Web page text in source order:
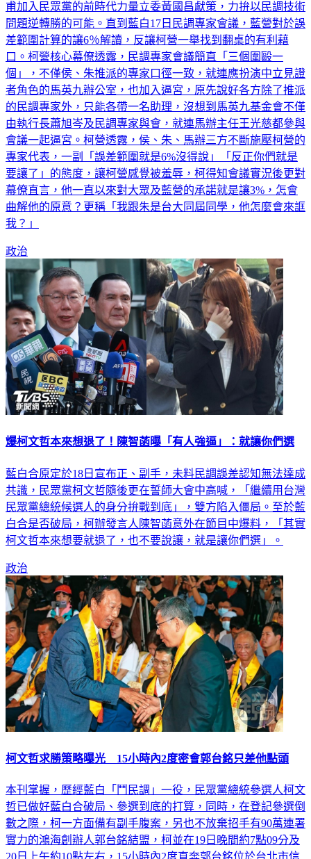
部一場針對柯侯民調評比的會議，除既有核心幕僚與會，更邀
甫加入民眾黨的前時代力量立委黃國昌獻策，力拚以民調技術
問題逆轉勝的可能。直到藍白17日民調專家會議，藍營對於誤
差範圍計算的讓6％解讀，反讓柯營一舉找到翻桌的有利藉
口。柯營核心幕僚透露，民調專家會議簡直「三個圍毆一
個」，不僅侯、朱推派的專家口徑一致，就連應扮演中立見證
者角色的馬英九辦公室，也加入逼宮，原先說好各方除了推派
的民調專家外，只能各帶一名助理，沒想到馬英九基金會不僅
由執行長蕭旭岑及民調專家與會，就連馬辦主任王光慈都參與
會議一起逼宮。柯營透露，侯、朱、馬辦三方不斷施壓柯營的
專家代表，一副「誤差範圍就是6%沒得說」「反正你們就是
要讓了」的態度，讓柯營感覺被羞辱，柯得知會議實況後更對
幕僚直言，他一直以來對大眾及藍營的承諾就是讓3%，怎會
曲解他的原意？更稱「我跟朱是台大同屆同學，他怎麼會來誆
政治
藍白合原定於18日宣布正、副手，未料民調誤差認知無法達成
共識，民眾黨柯文哲隨後更在誓師大會中高喊，「繼續用台灣
民眾黨總統候選人的身分拚戰到底」，雙方陷入僵局。至於藍
白合是否破局，柯辦發言人陳智菡意外在節目中爆料，「其實
政治
本刊掌握，歷經藍白「鬥民調」一役，民眾黨總統參選人柯文
哲已做好藍白合破局、參選到底的打算，同時，在登記參選倒
數之際，柯一方面備有副手腹案，另也不放棄招手有90萬連署